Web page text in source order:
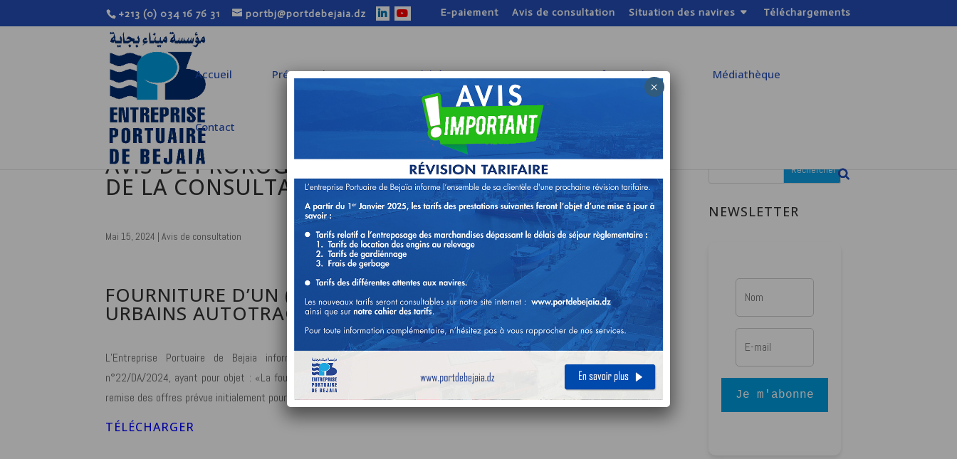
+213 (0) 034 16 76 31 portbj@portdebejaia.dz E-paiement Avis de consultation Situation des navires Téléchargements
Accueil Présentation Nos activités Nos atouts Infos pratiques Médiathèque
Contact
AVIS DE PROROGATION DE DELAI RELATIF A L’AVIS
DE LA CONSULTATION N°22/DA/2024
Mai 15, 2024 | Avis de consultation
FOURNITURE D’UN (01) ASPIRATEUR DE DECHETS
URBAINS AUTOTRACTE.
L’Entreprise Portuaire de Bejaia informe l’ensemble des soumissionnaires intéressés par l’avis de consultation
n°22/DA/2024, ayant pour objet : «La fourniture d’un (01) aspirateur de déchets urbains autotracté » que la date limite de
remise des offres prévue initialement pour le 16 Mai 2024, est prorogée au 23 Mai 2024 à 13h30.
TÉLÉCHARGER
NEWSLETTER
Je m'abonne
×